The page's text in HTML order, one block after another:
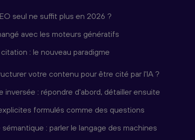
seul ne suffit plus en 2026 ?
avec les moteurs génératifs
: le nouveau paradigme
votre contenu pour être cité par l'IA ?
inversée : répondre d'abord, détailler ensuite
formulés comme des questions
sémantique : parler le langage des machines